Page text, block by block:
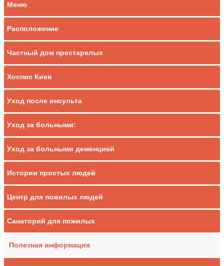
Меню
Расположение
Частный дом престарелых
Хоспис Киев
Уход после инсульта
Уход за больными:
Уход за больными деменцией
Истории простых людей
Центр для пожилых людей
Санаторий для пожилых
Полезная информация